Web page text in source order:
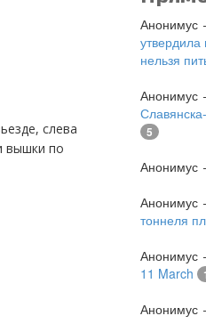
вышки по
Анонимус
нельзя
Анонимус
5
Анонимус
Анонимус
тоннеля
Анонимус
11 March
Анонимус